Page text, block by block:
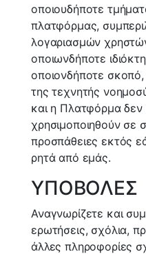
οποιουδήποτε
πλατφόρμας,
λογαριασμών
οποιωνδήποτε
οποιονδήποτε
της τεχνητής
και η Πλατφόρμα δεν
χρησιμοποιηθούν σε
προσπάθειες εκτός
ρητά από εμάς.
ΥΠΟΒΟΛΕΣ
Αναγνωρίζετε και
ερωτήσεις, σχόλια,
άλλες πληροφορίες